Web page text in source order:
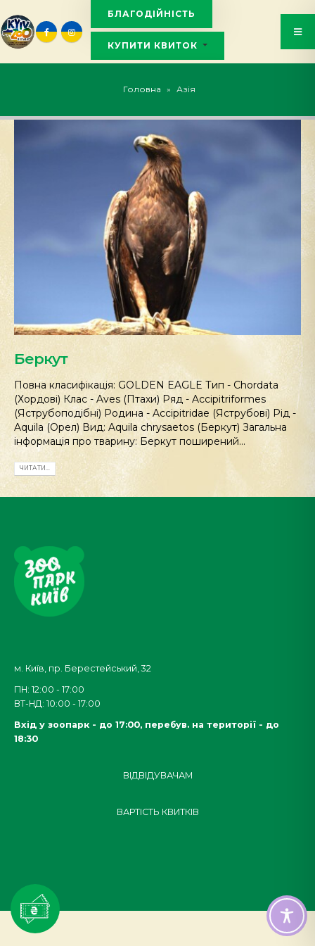
БЛАГОДІЙНІСТЬ
КУПИТИ КВИТОК
Головна » Азія
Беркут
Повна класифікація: GOLDEN EAGLE Тип - Chordata
(Хордові) Клас - Aves (Птахи) Ряд - Accipitriformes
(Яструбоподібні) Родина - Accipitridae (Яструбові) Рід -
Aquila (Орел) Вид: Aquila chrysaetos (Беркут) Загальна
інформація про тварину: Беркут поширений...
ЧИТАТИ...
м. Київ, пр. Берестейський, 32
ПН: 12:00 - 17:00
ВТ-НД: 10:00 - 17:00
Вхід у зоопарк - до 17:00, перебув. на території - до
18:30
ВІДВІДУВАЧАМ
ВАРТІСТЬ КВИТКІВ